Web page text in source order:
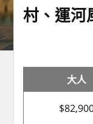
村、運河
大人